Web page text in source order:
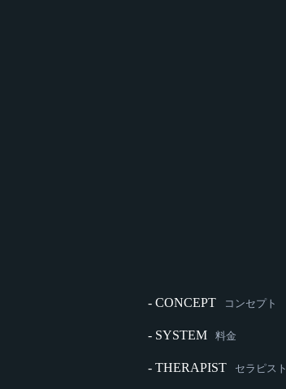
- CONCEPT コンセプト
- SYSTEM 料金
- THERAPIST セラピスト